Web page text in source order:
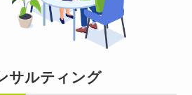
サルティング